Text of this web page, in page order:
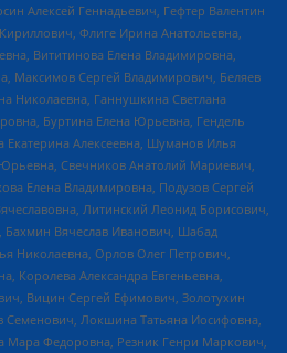
Алексей Геннадьевич, Гефтер Валентин
Флиге Ирина Анатольевна,
Вититинова Елена Владимировна,
Максимов Сергей Владимирович, Беляев
Николаевна, Ганнушкина Светлана
Буртина Елена Юрьевна, Гендель
Алексеевна, Шуманов Илья
Свечников Анатолий Мариевич,
Елена Владимировна, Подузов Сергей
Литинский Леонид Борисович,
Вячеслав Иванович, Шабад
Николаевна, Орлов Олег Петрович,
Королева Александра Евгеньевна,
Вицин Сергей Ефимович, Золотухин
Семенович, Локшина Татьяна Иосифовна,
Мара Федоровна, Резник Генри Маркович,